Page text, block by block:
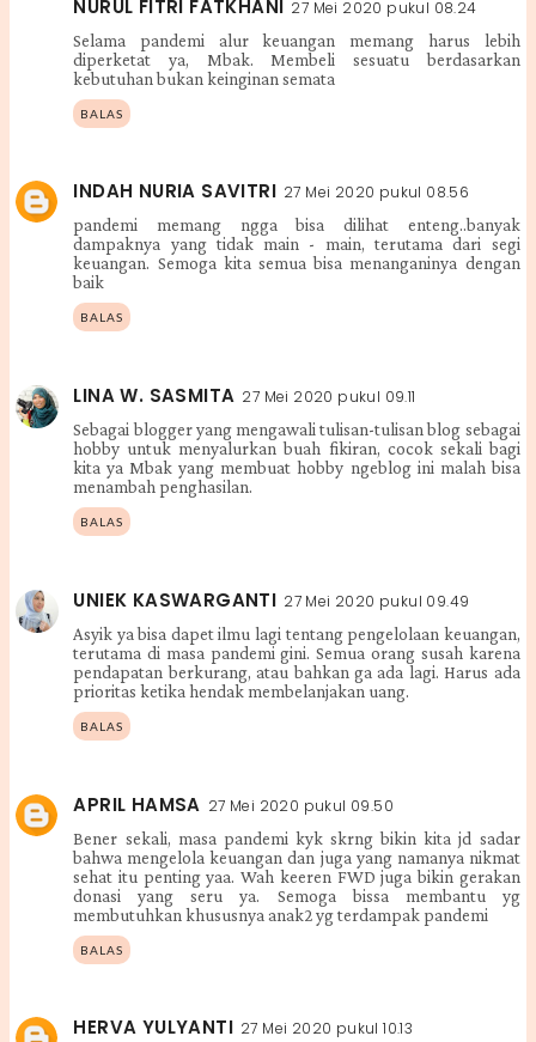
NURUL FITRI FATKHANI 27 Mei 2020 pukul 08.24
Selama pandemi alur keuangan memang harus lebih
diperketat ya, Mbak. Membeli sesuatu berdasarkan
kebutuhan bukan keinginan semata
BALAS
INDAH NURIA SAVITRI 27 Mei 2020 pukul 08.56
pandemi memang ngga bisa dilihat enteng..banyak
dampaknya yang tidak main - main, terutama dari segi
keuangan. Semoga kita semua bisa menanganinya dengan
baik
BALAS
LINA W. SASMITA 27 Mei 2020 pukul 09.11
Sebagai blogger yang mengawali tulisan-tulisan blog sebagai
hobby untuk menyalurkan buah fikiran, cocok sekali bagi
kita ya Mbak yang membuat hobby ngeblog ini malah bisa
menambah penghasilan.
BALAS
UNIEK KASWARGANTI 27 Mei 2020 pukul 09.49
Asyik ya bisa dapet ilmu lagi tentang pengelolaan keuangan,
terutama di masa pandemi gini. Semua orang susah karena
pendapatan berkurang, atau bahkan ga ada lagi. Harus ada
prioritas ketika hendak membelanjakan uang.
BALAS
APRIL HAMSA 27 Mei 2020 pukul 09.50
Bener sekali, masa pandemi kyk skrng bikin kita jd sadar
bahwa mengelola keuangan dan juga yang namanya nikmat
sehat itu penting yaa. Wah keeren FWD juga bikin gerakan
donasi yang seru ya. Semoga bissa membantu yg
membutuhkan khususnya anak2 yg terdampak pandemi
BALAS
HERVA YULYANTI 27 Mei 2020 pukul 10.13